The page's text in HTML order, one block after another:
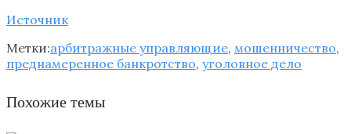
Источник
Метки:арбитражные управляющие, мошенничество,
преднамеренное банкротство, уголовное дело
Похожие темы